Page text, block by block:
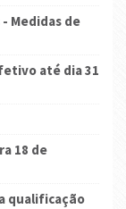
Medidas de
até dia 31
18 de
qualificação